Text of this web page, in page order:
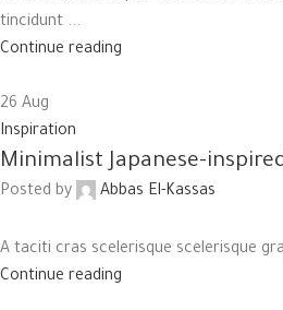
tincidunt ...
Continue reading
26 Aug
Inspiration
Minimalist Japanese-
Posted by Abbas El-Kassas
A taciti cras scelerisque scelerisque
Continue reading